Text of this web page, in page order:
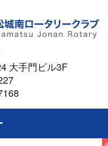
大手門ビル3F